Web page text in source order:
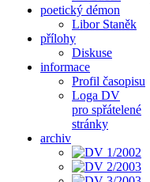
poetický démon
Libor Staněk
přílohy
Diskuse
informace
Profil časopisu
Loga DV
pro spřátelené
stránky
archiv